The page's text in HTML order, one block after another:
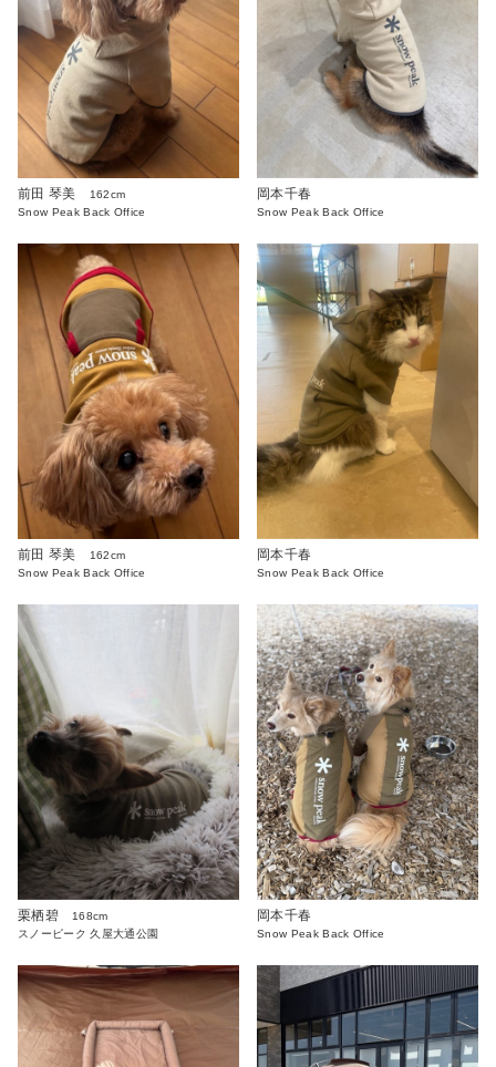
前田 琴美
162cm
Snow Peak Back Office
岡本千春
Snow Peak Back Office
前田 琴美
162cm
Snow Peak Back Office
岡本千春
Snow Peak Back Office
栗栖碧
168cm
スノーピーク 久屋大通公園
岡本千春
Snow Peak Back Office